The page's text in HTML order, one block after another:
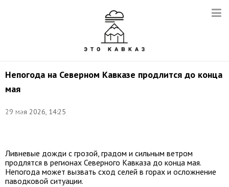
Непогода на Северном Кавказе продлится до конца
мая
29 мая 2026, 14:25
Сергей
Ливневые дожди с грозой, градом и сильным ветром
продлятся в регионах Северного Кавказа до конца мая.
Непогода может вызвать сход селей в горах и осложнение
паводковой ситуации.